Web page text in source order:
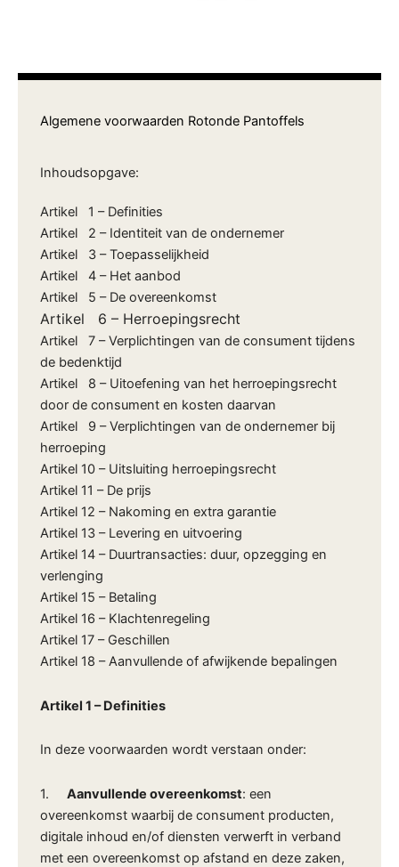
Algemene voorwaarden Rotonde Pantoffels
Inhoudsopgave:
Artikel 1 – Definities
Artikel 2 – Identiteit van de ondernemer
Artikel 3 – Toepasselijkheid
Artikel 4 – Het aanbod
Artikel 5 – De overeenkomst
Artikel 6 – Herroepingsrecht
Artikel 7 – Verplichtingen van de consument tijdens
de bedenktijd
Artikel 8 – Uitoefening van het herroepingsrecht
door de consument en kosten daarvan
Artikel 9 – Verplichtingen van de ondernemer bij
herroeping
Artikel 10 – Uitsluiting herroepingsrecht
Artikel 11 – De prijs
Artikel 12 – Nakoming en extra garantie
Artikel 13 – Levering en uitvoering
Artikel 14 – Duurtransacties: duur, opzegging en
verlenging
Artikel 15 – Betaling
Artikel 16 – Klachtenregeling
Artikel 17 – Geschillen
Artikel 18 – Aanvullende of afwijkende bepalingen
Artikel 1 – Definities
In deze voorwaarden wordt verstaan onder:
1. Aanvullende overeenkomst: een
overeenkomst waarbij de consument producten,
digitale inhoud en/of diensten verwerft in verband
met een overeenkomst op afstand en deze zaken,